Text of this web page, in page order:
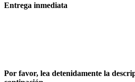
Entrega inmediata
Por favor, lea detenidamente la